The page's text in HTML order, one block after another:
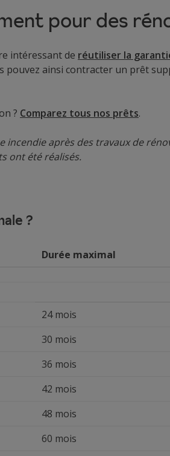
pour des
intéressant de réutiliser la
ainsi contracter un prêt
? Comparez tous nos prêts.
incendie après des travaux de
ont été réalisés.
?
Durée maximal
24 mois
30 mois
36 mois
42 mois
48 mois
60 mois